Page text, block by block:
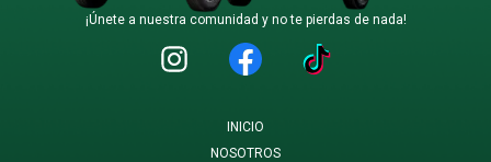
¡Únete a nuestra comunidad y no te pierdas de nada!
INICIO
NOSOTROS